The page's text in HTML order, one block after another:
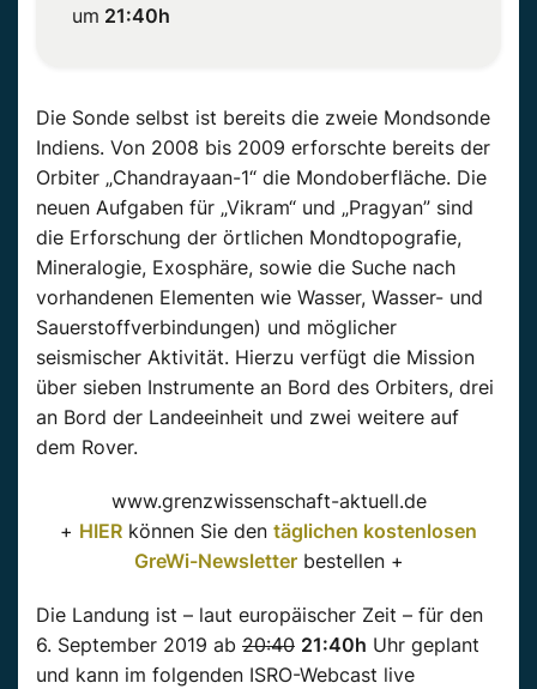
um 21:40h
Die Sonde selbst ist bereits die zweie Mondsonde
Indiens. Von 2008 bis 2009 erforschte bereits der
Orbiter „Chandrayaan-1“ die Mondoberfläche. Die
neuen Aufgaben für „Vikram“ und „Pragyan” sind
die Erforschung der örtlichen Mondtopografie,
Mineralogie, Exosphäre, sowie die Suche nach
vorhandenen Elementen wie Wasser, Wasser- und
Sauerstoffverbindungen) und möglicher
seismischer Aktivität. Hierzu verfügt die Mission
über sieben Instrumente an Bord des Orbiters, drei
an Bord der Landeeinheit und zwei weitere auf
dem Rover.
www.grenzwissenschaft-aktuell.de
+ HIER können Sie den täglichen kostenlosen
GreWi-Newsletterbestellen +
Die Landung ist – laut europäischer Zeit – für den
6. September 2019 ab 20:40 21:40h Uhr geplant
und kann im folgenden ISRO-Webcast live